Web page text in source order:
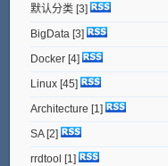
默认分类[3]
BigData [3]
Docker[4]
Linux[45]
Architecture [1]
SA[2]
rrdtool [1]